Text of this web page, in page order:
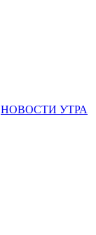
НОВОСТИ УТРА